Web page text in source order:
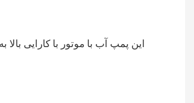
این پمپ آب با موتور با کارایی